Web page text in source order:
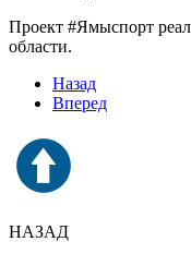
Проект #Ямыспорт​
области.
Назад
Вперед
НАЗАД